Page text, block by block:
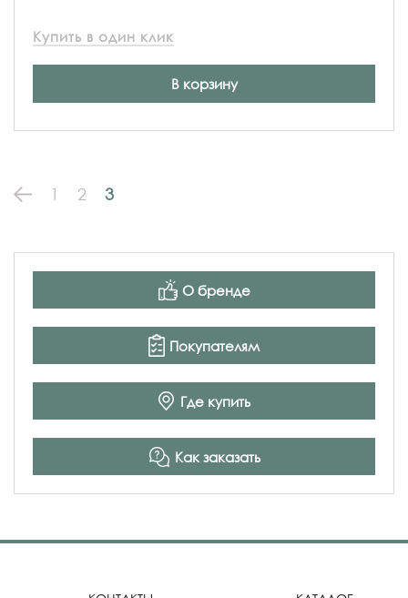
Купить в один клик
В корзину
1 2 3
О бренде
Покупателям
Где купить
Как заказать